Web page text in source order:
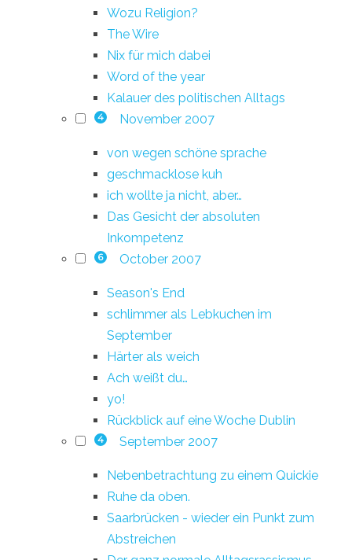
Wozu Religion?
The Wire
Nix für mich dabei
Word of the year
Kalauer des politischen Alltags
4 November 2007
von wegen schöne sprache
geschmacklose kuh
ich wollte ja nicht, aber…
Das Gesicht der absoluten
Inkompetenz
6 October 2007
Season's End
schlimmer als Lebkuchen im
September
Härter als weich
Ach weißt du…
yo!
Rückblick auf eine Woche Dublin
4 September 2007
Nebenbetrachtung zu einem Quickie
Ruhe da oben.
Saarbrücken - wieder ein Punkt zum
Abstreichen